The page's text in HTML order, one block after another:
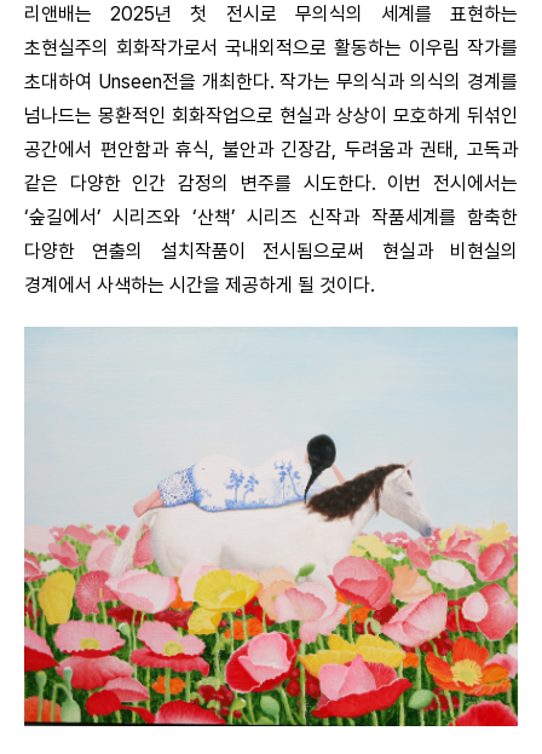
리앤배는 2025년 첫 전시로 무의식의 세계를 표현하는
초현실주의 회화작가로서 국내외적으로 활동하는 이우림 작가를
초대하여 Unseen전을 개최한다. 작가는 무의식과 의식의 경계를
넘나드는 몽환적인 회화작업으로 현실과 상상이 모호하게 뒤섞인
공간에서 편안함과 휴식, 불안과 긴장감, 두려움과 권태, 고독과
같은 다양한 인간 감정의 변주를 시도한다. 이번 전시에서는
‘숲길에서’ 시리즈와 ‘산책’ 시리즈 신작과 작품세계를 함축한
다양한 연출의 설치작품이 전시됨으로써 현실과 비현실의
경계에서 사색하는 시간을 제공하게 될 것이다.